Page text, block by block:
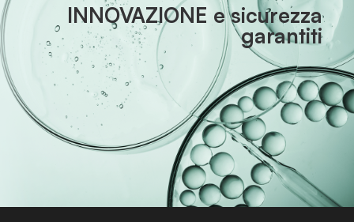
INNOVAZIONE e sicurezza
garantiti